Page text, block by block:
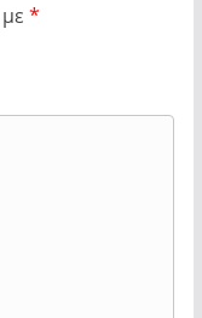
*